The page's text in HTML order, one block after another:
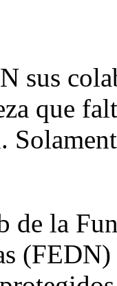
sus
que
de la
(FEDN)